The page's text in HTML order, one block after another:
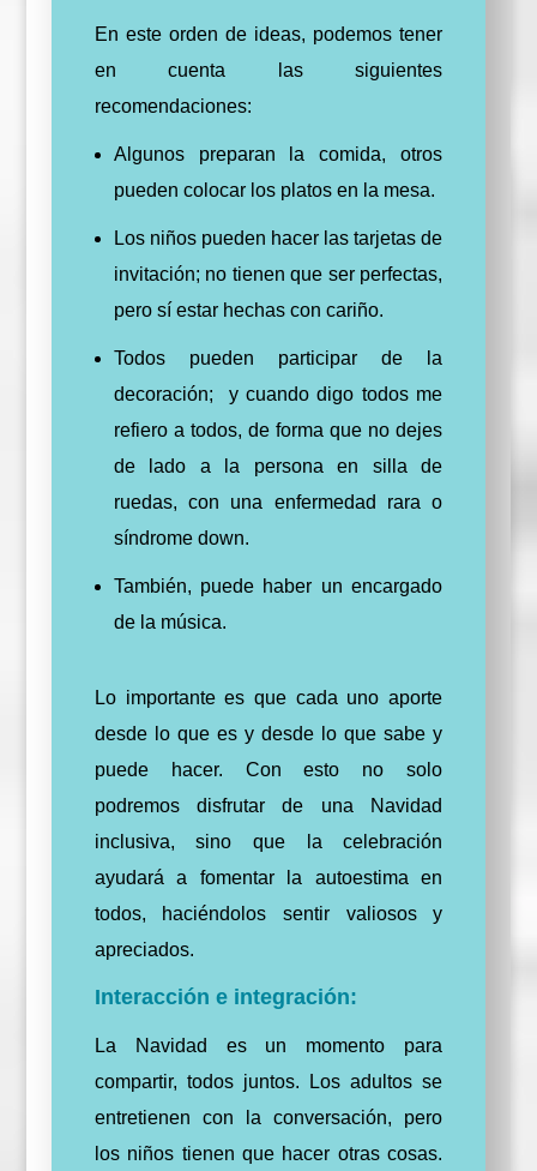
En este orden de ideas, podemos tener
en cuenta las siguientes
recomendaciones:
Algunos preparan la comida, otros
pueden colocar los platos en la mesa.
Los niños pueden hacer las tarjetas de
invitación; no tienen que ser perfectas,
pero sí estar hechas con cariño.
Todos pueden participar de la
decoración; y cuando digo todos me
refiero a todos, de forma que no dejes
de lado a la persona en silla de
ruedas, con una enfermedad rara o
síndrome down.
También, puede haber un encargado
de la música.
Lo importante es que cada uno aporte
desde lo que es y desde lo que sabe y
puede hacer. Con esto no solo
podremos disfrutar de una Navidad
inclusiva, sino que la celebración
ayudará a fomentar la autoestima en
todos, haciéndolos sentir valiosos y
apreciados.
Interacción e integración:
La Navidad es un momento para
compartir, todos juntos. Los adultos se
entretienen con la conversación, pero
los niños tienen que hacer otras cosas.